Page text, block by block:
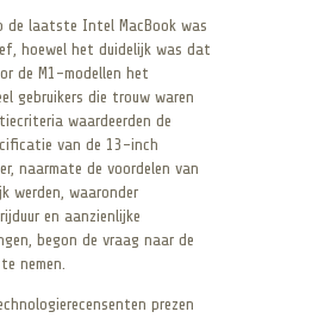
de laatste Intel MacBook was
hoewel het duidelijk was dat
de M1-modellen het
gebruikers die trouw waren
waardeerden de
van de 13-inch
naarmate de voordelen van
werden, waaronder
en aanzienlijke
begon de vraag naar de
nemen.
prezen